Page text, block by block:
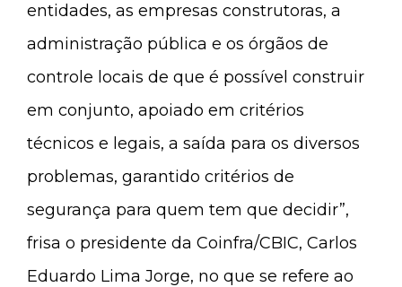
entidades, as empresas construtoras, a
administração pública e os órgãos de
controle locais de que é possível construir
em conjunto, apoiado em critérios
técnicos e legais, a saída para os diversos
problemas, garantido critérios de
segurança para quem tem que decidir”,
frisa o presidente da Coinfra/CBIC, Carlos
Eduardo Lima Jorge, no que se refere ao